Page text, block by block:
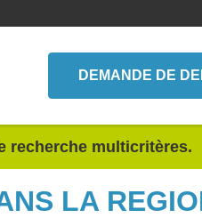
DEMANDE DE
recherche multicritères.
LA